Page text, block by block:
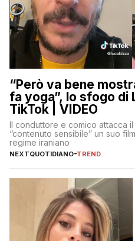
“Però va bene
fa yoga”, lo sfogo di
TikTok | VIDEO
Il conduttore e comico attacca
“contenuto sensibile” un suo
regime iraniano
NEXTQUOTIDIANO-TREND